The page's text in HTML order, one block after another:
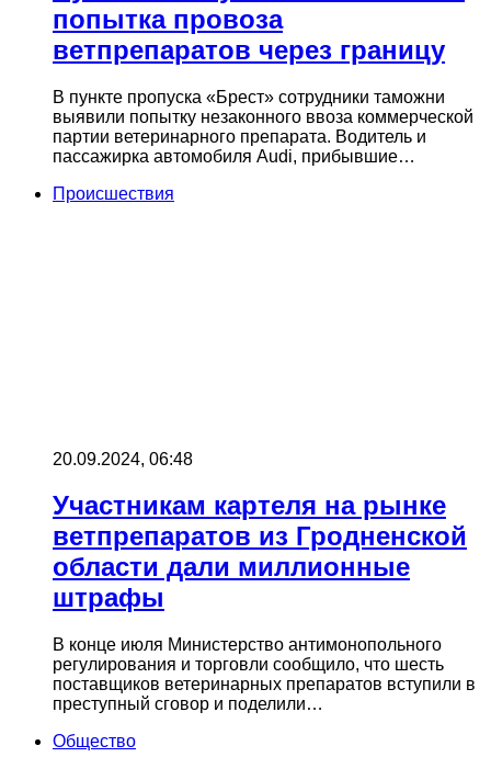
попытка провоза
ветпрепаратов через границу
В пункте пропуска «Брест» сотрудники таможни
выявили попытку незаконного ввоза коммерческой
партии ветеринарного препарата. Водитель и
пассажирка автомобиля Audi, прибывшие…
Происшествия
20.09.2024, 06:48
Участникам картеля на рынке
ветпрепаратов из Гродненской
области дали миллионные
штрафы
В конце июля Министерство антимонопольного
регулирования и торговли сообщило, что шесть
поставщиков ветеринарных препаратов вступили в
преступный сговор и поделили…
Общество